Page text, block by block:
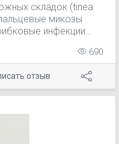
складок (tinea
микозы
инфекции
-
зудом или без
690
отзыв